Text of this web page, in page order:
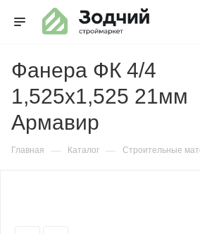
Фанера ФК 4/4
1,525х1,525 21мм
Армавир
Главная — Каталог — Строительные